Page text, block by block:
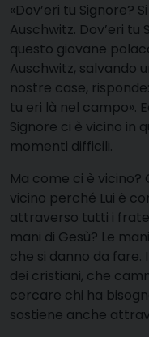
«Dov’eri tu Signore?
Auschwitz. Dov’eri tu
questo giovane
Auschwitz, salvando
nostre case,
tu eri là nel campo».
Signore ci è vicino in
momenti difficili.
Ma come ci è vicino?
vicino perché Lui è
attraverso tutti i
mani di Gesù? Le
che si danno da fare.
dei cristiani, che
cercare chi ha
sostiene anche